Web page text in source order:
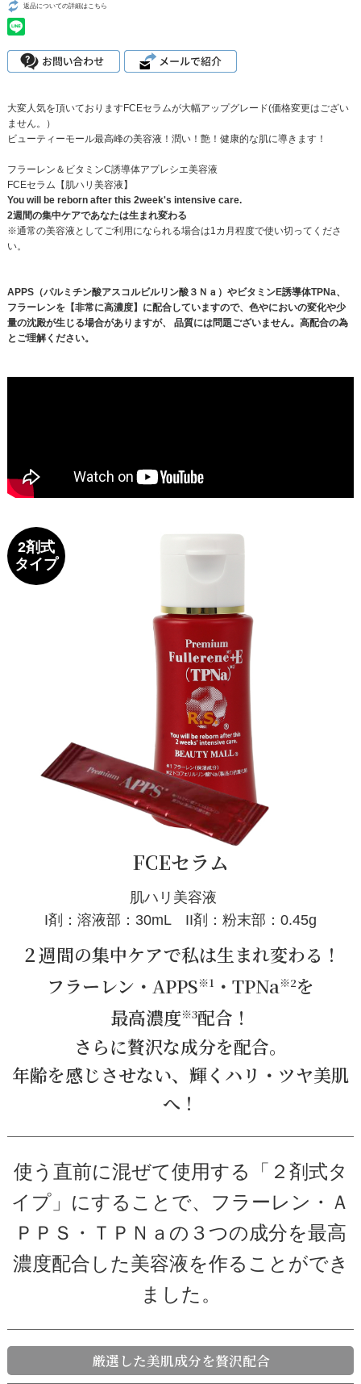
返品についての詳細はこちら
大変人気を頂いておりますFCEセラムが大幅アップグレード(価格変更はござい
ません。）
ビューティーモール最高峰の美容液！潤い！艶！健康的な肌に導きます！
フラーレン＆ビタミンC誘導体アプレシエ美容液
FCEセラム【肌ハリ美容液】
You will be reborn after this 2week's intensive care.
2週間の集中ケアであなたは生まれ変わる
※通常の美容液としてご利用になられる場合は1カ月程度で使い切ってくださ
い。
APPS（パルミチン酸アスコルビルリン酸３Ｎａ）やビタミンE誘導体TPNa、
フラーレンを【非常に高濃度】に配合していますので、色やにおいの変化や少
量の沈殿が生じる場合がありますが、 品質には問題ございません。高配合の為
とご理解ください。
2剤式
タイプ
FCEセラム
肌ハリ美容液
I剤：溶液部：30mL II剤：粉末部：0.45g
２週間の集中ケアで私は生まれ変わる！
フラーレン・APPS※1 ・TPNa※2を
最高濃度※3配合！
さらに贅沢な成分を配合。
年齢を感じさせない、輝くハリ・ツヤ美肌
へ！
使う直前に混ぜて使用する「２剤式タ
イプ」にすることで、フラーレン・Ａ
ＰＰＳ・ＴＰＮａの３つの成分を最高
濃度配合した美容液を作ることができ
ました。
厳選した美肌成分を贅沢配合